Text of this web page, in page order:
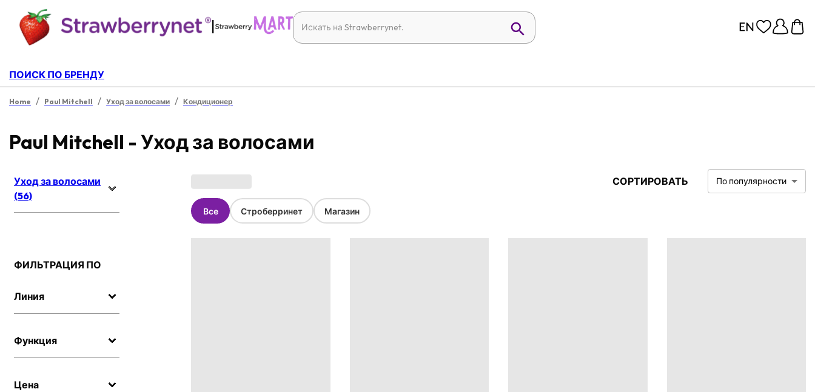
|
ПОИСК ПО БРЕНДУ
Home / Paul Mitchell / Уход за волосами / Кондиционер
Paul Mitchell - Уход за волосами
Уход за волосами
(56)
ФИЛЬТРАЦИЯ ПО
Линия
Функция
Цена
СОРТИРОВАТЬ По популярности
Все Строберринет Магазин